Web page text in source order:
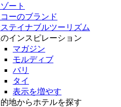
ート
ーのブランド
テイナブルツーリズム
インスピレーション
マガジン
モルディブ
バリ
タイ
表示を増やす
的地からホテルを探す